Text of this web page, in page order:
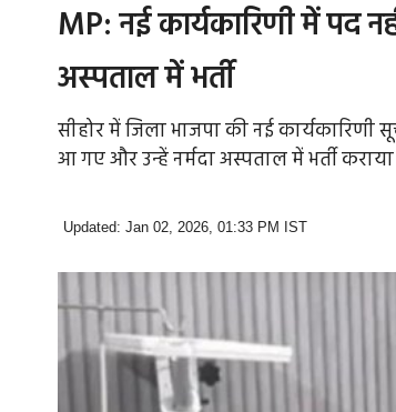
MP: नई कार्यकारिणी में पद
अस्पताल में भर्ती
सीहोर में जिला भाजपा की नई कार्यकारिणी
आ गए और उन्हें नर्मदा अस्पताल में भर्ती
Updated: Jan 02, 2026, 01:33 PM IST